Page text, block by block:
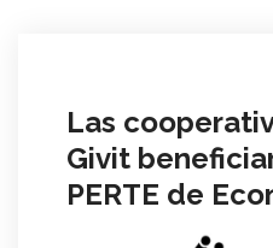
Las
Givit
PERTE de